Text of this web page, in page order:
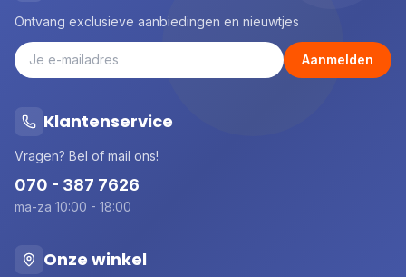
Ontvang exclusieve aanbiedingen en nieuwtjes
Aanmelden
Klantenservice
Vragen? Bel of mail ons!
070 - 387 7626
ma-za 10:00 - 18:00
Onze winkel